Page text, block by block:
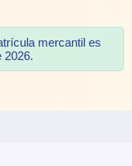
mercantil es
2026.